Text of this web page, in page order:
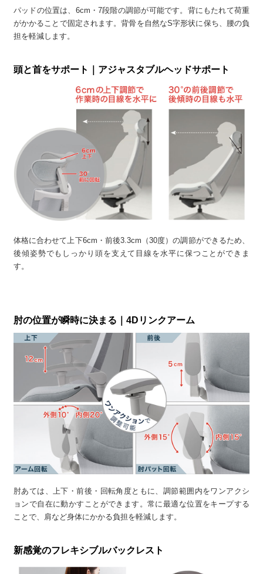
パッドの位置は、6cm・7段階の調節が可能です。背にもたれて荷重
がかかることで固定されます。背骨を自然なS字形状に保ち、腰の負
担を軽減します。
頭と首をサポート｜アジャスタブルヘッドサポート
体格に合わせて上下6cm・前後3.3cm（30度）の調節ができるため、
後傾姿勢でもしっかり頭を支えて目線を水平に保つことができま
す。
肘の位置が瞬時に決まる｜4Dリンクアーム
肘あては、上下・前後・回転角度ともに、調節範囲内をワンアクシ
ョンで自在に動かすことができます。常に最適な位置をキープする
ことで、肩など身体にかかる負担を軽減します。
新感覚のフレキシブルバックレスト